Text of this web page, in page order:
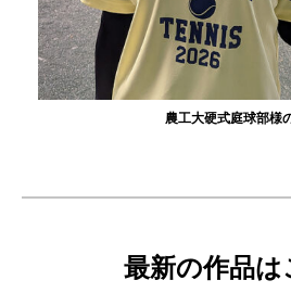
農工大硬式庭球部様
最新の作品は